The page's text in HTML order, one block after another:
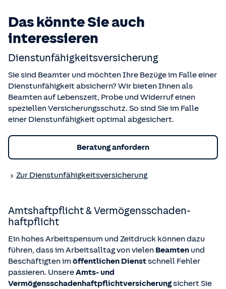
dann kann uns doch eigentlich nichts passieren, oder?”
Man kann sagen, Janna ist in ihrem Beruf goldrichtig.
Das könnte Sie auch
interessieren
Dienstunfähigkeits­versicherung
Sie sind Beamter und möchten Ihre Bezüge im Falle einer
Dienstunfähigkeit absichern? Wir bieten Ihnen als
Beamten auf Lebenszeit, Probe und Widerruf einen
speziellen Versicherungsschutz. So sind Sie im Falle
einer Dienstunfähigkeit optimal abgesichert.
Beratung anfordern
Zur Dienstunfähigkeits­versicherung
Amts­haftpflicht & Vermögensschaden­
haftpflicht
Ein hohes Arbeitspensum und Zeitdruck können dazu
führen, dass im Arbeitsalltag von vielen Beamten und
Beschäftigten im öffentlichen Dienstschnell Fehler
passieren. UnsereAmts- und
Vermögensschadenhaftpflichtversicherungsichert Sie